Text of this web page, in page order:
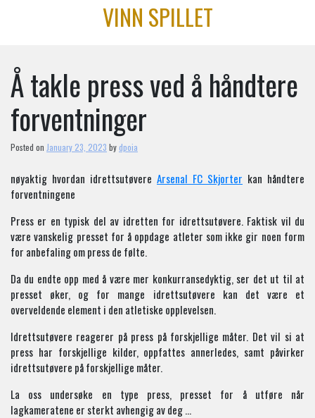
VINN SPILLET
Å takle press ved å håndtere
forventninger
Posted on January 23, 2023 bydpoia
nøyaktig hvordan idrettsutøvere Arsenal FC Skjorter kan håndtere
forventningene
Press er en typisk del av idretten for idrettsutøvere. Faktisk vil du
være vanskelig presset for å oppdage atleter som ikke gir noen form
for anbefaling om press de følte.
Da du endte opp med å være mer konkurransedyktig, ser det ut til at
presset øker, og for mange idrettsutøvere kan det være et
overveldende element i den atletiske opplevelsen.
Idrettsutøvere reagerer på press på forskjellige måter. Det vil si at
press har forskjellige kilder, oppfattes annerledes, samt påvirker
idrettsutøvere på forskjellige måter.
La oss undersøke en type press, presset for å utføre når
lagkameratene er sterkt avhengig av deg …